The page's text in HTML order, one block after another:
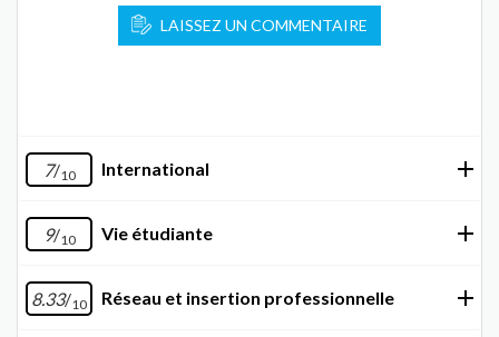
LAISSEZ UN COMMENTAIRE
7/10 International
9/10 Vie étudiante
8.33/10 Réseau et insertion professionnelle